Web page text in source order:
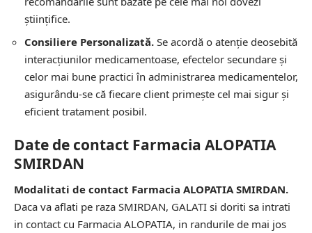
științifice.
Consiliere Personalizată. Se acordă o atenție deosebită
interacțiunilor medicamentoase, efectelor secundare și
celor mai bune practici în administrarea medicamentelor,
asigurându-se că fiecare client primește cel mai sigur și
eficient tratament posibil.
Date de contact Farmacia ALOPATIA
SMIRDAN
Modalitati de contact Farmacia ALOPATIA SMIRDAN.
Daca va aflati pe raza SMIRDAN, GALATI si doriti sa intrati
in contact cu Farmacia ALOPATIA, in randurile de mai jos